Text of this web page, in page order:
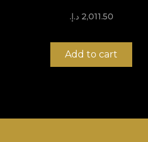
2,011.50 د.إ.‏
Add to cart